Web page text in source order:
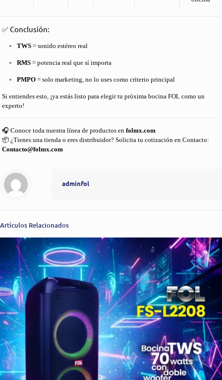
✅ Conclusión:
TWS = sonido estéreo real
RMS = potencia real que sí importa
PMPO = solo marketing, no lo uses como criterio principal
Si entiendes esto, ¡ya estás listo para elegir tu próxima bocina FOL como un
experto!
🎧 Conoce toda nuestra línea de productos enfolmx.com
📦 ¿Tienes una tienda o eres distribuidor? Solicita tu cotización enContacto:
Contacto@folmx.com
adminfol
Artículos Relacionados